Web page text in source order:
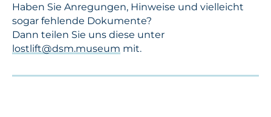
Haben Sie Anregungen, Hinweise und vielleicht
sogar fehlende Dokumente?
Dann teilen Sie uns diese unter
lostlift@dsm.museum mit.